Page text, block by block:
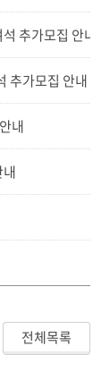
추가모집 안내
추가모집 안내
내
전체목록